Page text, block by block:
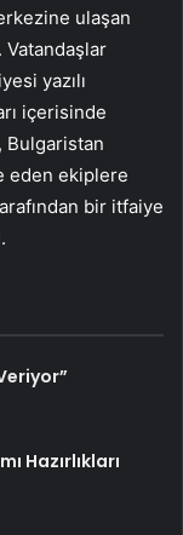
ulaşan
yazılı
içerisinde
Bulgaristan
eden ekiplere
bir itfaiye
Hazırlıkları